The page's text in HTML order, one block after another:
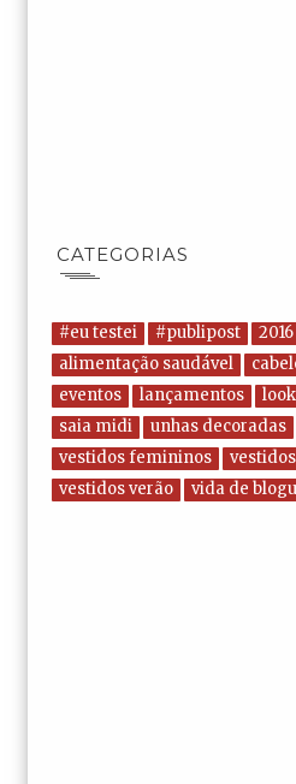
CATEGORIAS
#eu testei #publipost 2016
alimentação saudável
eventos
lançamentos
saia midi
unhas decoradas
vestidos femininos
vestidos verão
vida de